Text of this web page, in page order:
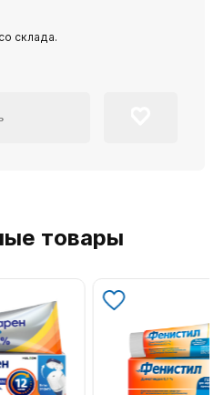
склада.
товары